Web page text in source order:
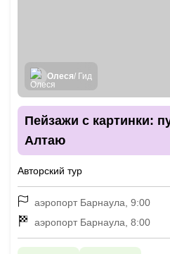
Олеся/ Гид
Пейзажи с картинки:
Алтаю
Авторский тур
аэропорт Барнаула, 9:00
аэропорт Барнаула, 8:00